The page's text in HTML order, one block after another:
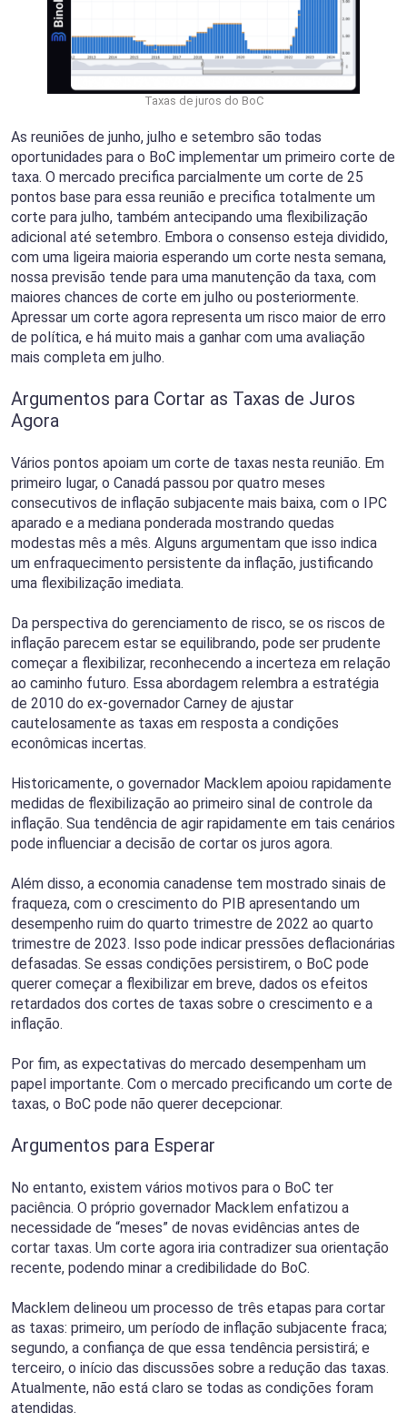
Taxas de juros do BoC
As reuniões de junho, julho e setembro são todas
oportunidades para o BoC implementar um primeiro corte de
taxa. O mercado precifica parcialmente um corte de 25
pontos base para essa reunião e precifica totalmente um
corte para julho, também antecipando uma flexibilização
adicional até setembro. Embora o consenso esteja dividido,
com uma ligeira maioria esperando um corte nesta semana,
nossa previsão tende para uma manutenção da taxa, com
maiores chances de corte em julho ou posteriormente.
Apressar um corte agora representa um risco maior de erro
de política, e há muito mais a ganhar com uma avaliação
mais completa em julho.
Argumentos para Cortar as Taxas de Juros
Agora
Vários pontos apoiam um corte de taxas nesta reunião. Em
primeiro lugar, o Canadá passou por quatro meses
consecutivos de inflação subjacente mais baixa, com o IPC
aparado e a mediana ponderada mostrando quedas
modestas mês a mês. Alguns argumentam que isso indica
um enfraquecimento persistente da inflação, justificando
uma flexibilização imediata.
Da perspectiva do gerenciamento de risco, se os riscos de
inflação parecem estar se equilibrando, pode ser prudente
começar a flexibilizar, reconhecendo a incerteza em relação
ao caminho futuro. Essa abordagem relembra a estratégia
de 2010 do ex-governador Carney de ajustar
cautelosamente as taxas em resposta a condições
econômicas incertas.
Historicamente, o governador Macklem apoiou rapidamente
medidas de flexibilização ao primeiro sinal de controle da
inflação. Sua tendência de agir rapidamente em tais cenários
pode influenciar a decisão de cortar os juros agora.
Além disso, a economia canadense tem mostrado sinais de
fraqueza, com o crescimento do PIB apresentando um
desempenho ruim do quarto trimestre de 2022 ao quarto
trimestre de 2023. Isso pode indicar pressões deflacionárias
defasadas. Se essas condições persistirem, o BoC pode
querer começar a flexibilizar em breve, dados os efeitos
retardados dos cortes de taxas sobre o crescimento e a
inflação.
Por fim, as expectativas do mercado desempenham um
papel importante. Com o mercado precificando um corte de
taxas, o BoC pode não querer decepcionar.
Argumentos para Esperar
No entanto, existem vários motivos para o BoC ter
paciência. O próprio governador Macklem enfatizou a
necessidade de “meses” de novas evidências antes de
cortar taxas. Um corte agora iria contradizer sua orientação
recente, podendo minar a credibilidade do BoC.
Macklem delineou um processo de três etapas para cortar
as taxas: primeiro, um período de inflação subjacente fraca;
segundo, a confiança de que essa tendência persistirá; e
terceiro, o início das discussões sobre a redução das taxas.
Atualmente, não está claro se todas as condições foram
atendidas.